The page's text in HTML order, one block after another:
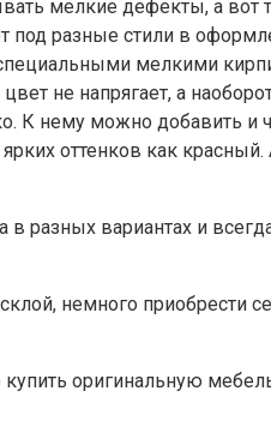
мелкие дефекты, а вот
под разные стили в
мелкими
не напрягает, а
К нему можно добавить
оттенков как
в разных вариантах и
немного приобрести
оригинальную